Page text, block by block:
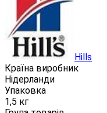
Hills
Країна виробник
Нідерланди
Упаковка
1,5 кг